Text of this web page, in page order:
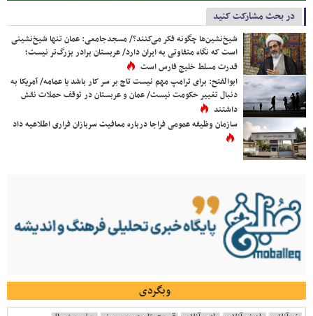
در بحث مشارکت کنید
شیخ‌نشین‌ها چگونه فکر می‌کنند؟/ مسجدجامعی: عمان تنها شیخ‌نشینی
است که نگاه متفاوتی به ایران دارد/ عربستان برادر بزرگ‌تر نیست؛
قدرت مسلط خلیج فارس است
ابوالفتح: برای ترامپ مهم نیست تاج بر سر کار باشد یا عمامه/ آمریکا به
دنبال تغییر حکومت نیست/ عمان و عربستان در توقف حملات نقش
داشتند
سازمان وظیفه عمومی فراجا درباره معافیت سربازان فراری اطلاعیه داد
وبگردی